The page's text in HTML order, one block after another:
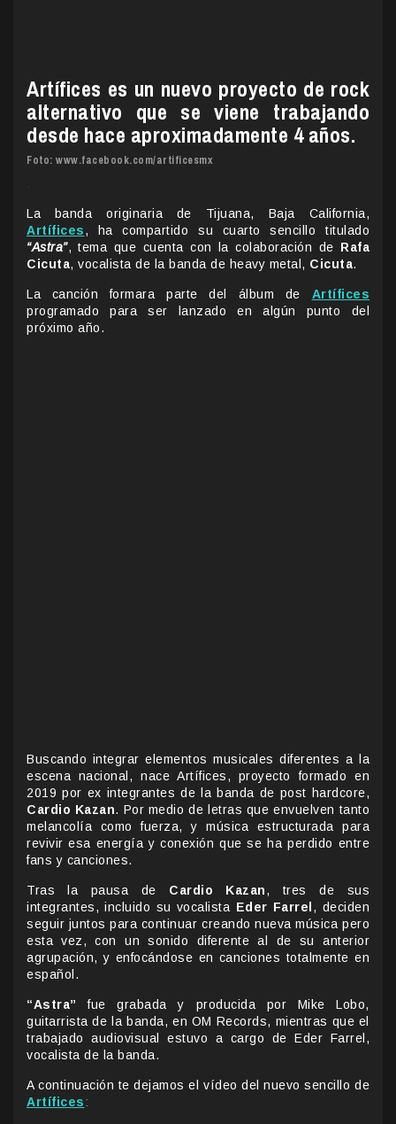
Artífices es un nuevo proyecto de rock
alternativo que se viene trabajando
desde hace aproximadamente 4 años.
Foto: www.facebook.com/artificesmx
La banda originaria de Tijuana, Baja California,
Artífices, ha compartido su cuarto sencillo titulado
“Astra”, tema que cuenta con la colaboración de Rafa
Cicuta, vocalista de la banda de heavy metal, Cicuta.
La canción formara parte del álbum de Artífices
programado para ser lanzado en algún punto del
próximo año.
Buscando integrar elementos musicales diferentes a la
escena nacional, nace Artífices, proyecto formado en
2019 por ex integrantes de la banda de post hardcore,
Cardio Kazan. Por medio de letras que envuelven tanto
melancolía como fuerza, y música estructurada para
revivir esa energía y conexión que se ha perdido entre
fans y canciones.
Tras la pausa de Cardio Kazan, tres de sus
integrantes, incluido su vocalista Eder Farrel , deciden
seguir juntos para continuar creando nueva música pero
esta vez, con un sonido diferente al de su anterior
agrupación, y enfocándose en canciones totalmente en
español.
“Astra” fue grabada y producida por Mike Lobo,
guitarrista de la banda, en OM Records, mientras que el
trabajado audiovisual estuvo a cargo de Eder Farrel,
vocalista de la banda.
A continuación te dejamos el vídeo del nuevo sencillo de
Artífices: